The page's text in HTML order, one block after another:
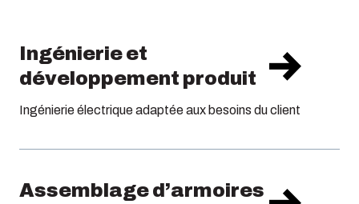
Ingénierie et
développement produit
Ingénierie électrique adaptée aux besoins du client
Assemblage d’armoires